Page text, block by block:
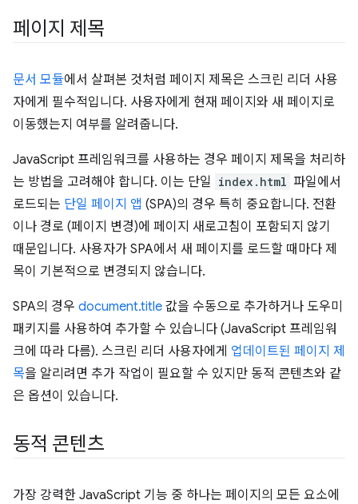
페이지 제목
문서 모듈에서 살펴본 것처럼 페이지 제목은 스크린 리더 사용
자에게 필수적입니다. 사용자에게 현재 페이지와 새 페이지로
이동했는지 여부를 알려줍니다.
JavaScript 프레임워크를 사용하는 경우 페이지 제목을 처리하
는 방법을 고려해야 합니다. 이는 단일 index.html 파일에서
로드되는 단일 페이지 앱 (SPA)의 경우 특히 중요합니다. 전환
이나 경로 (페이지 변경)에 페이지 새로고침이 포함되지 않기
때문입니다. 사용자가 SPA에서 새 페이지를 로드할 때마다 제
목이 기본적으로 변경되지 않습니다.
SPA의 경우 document.title 값을 수동으로 추가하거나 도우미
패키지를 사용하여 추가할 수 있습니다 (JavaScript 프레임워
크에 따라 다름). 스크린 리더 사용자에게 업데이트된 페이지 제
목을 알리려면 추가 작업이 필요할 수 있지만 동적 콘텐츠와 같
은 옵션이 있습니다.
동적 콘텐츠
가장 강력한 JavaScript 기능 중 하나는 페이지의 모든 요소에